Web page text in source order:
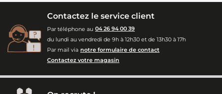
Contactez le service client
Par téléphone au 04 26 94 00 39
du lundi au vendredi de 9h à 12h30 et de 13h30 à 17h
Par mail via notre formulaire de contact
Contactez votre magasin